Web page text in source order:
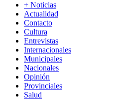
+ Noticias
Actualidad
Contacto
Cultura
Entrevistas
Internacionales
Municipales
Nacionales
Opinión
Provinciales
Salud